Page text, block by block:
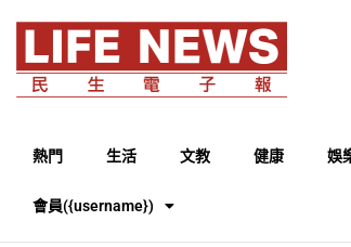
熱門 生活 文教 健康 娛
會員({username})